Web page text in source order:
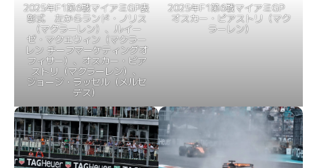
2025年F1第6戦マイアミGP表
彰式 左からランド・ノリス
（マクラーレン）、ルイー
ゼ・マクエウィン（マクラー
レン チーフマーケティングオ
フィサー）、オスカー・ピア
ストリ（マクラーレン）、
ジョージ・ラッセル（メルセ
デス）
2025年F1第6戦マイアミGP
オスカー・ピアストリ（マク
ラーレン）